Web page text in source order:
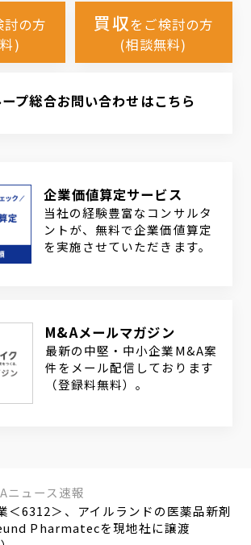
討の方
)
買収をご検討の方
(相談無料)
プ総合お問い合わせはこちら
企業価値算定サービス
当社の経験豊富なコンサルタ
ントが、無料で企業価値算定
を実施させていただきます。
M&Aメールマガジン
最新の中堅・中小企業M&A案
件をメール配信しております
（登録料無料）。
ニュース速報
＜6312＞、アイルランドの医薬品新剤
Pharmatecを現地社に譲渡